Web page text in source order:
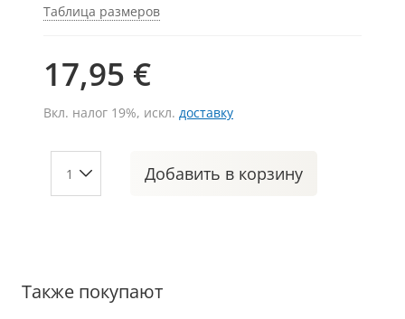
Таблица размеров
17,95 €
Вкл. налог 19%, искл. доставку
Добавить в корзину
Также покупают